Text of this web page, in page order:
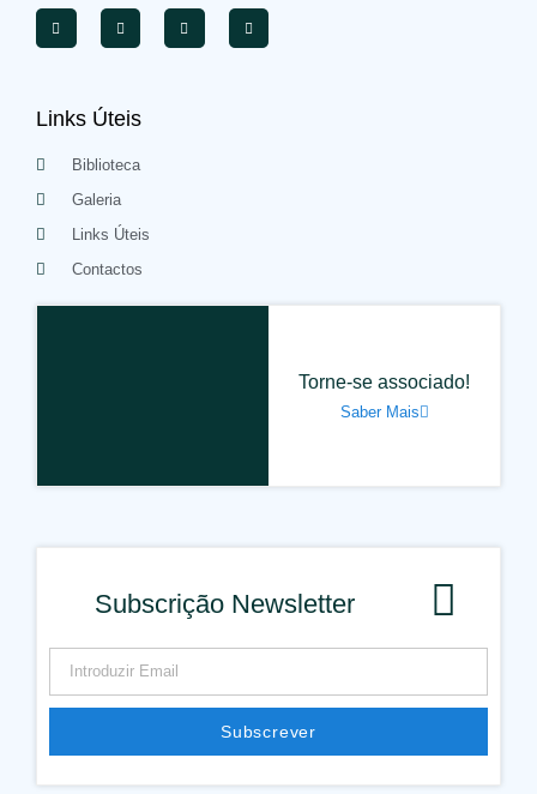
Links Úteis
Biblioteca
Galeria
Links Úteis
Contactos
Torne-se associado!
Saber Mais
Subscrição Newsletter
Subscrever